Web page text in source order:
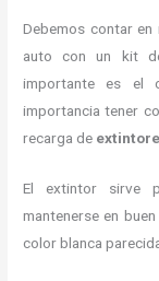
Debemos contar en
auto con un kit
importante es el
importancia tener
recarga de
El extintor sirve
mantenerse en
color blanca